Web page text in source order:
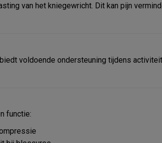
van het kniegewricht. Dit kan pijn
voldoende ondersteuning tijdens
functie: